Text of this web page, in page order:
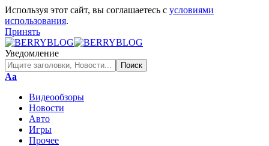
Используя этот сайт, вы соглашаетесь с условиями
использования.
Принять
Уведомление
Изменение
шрифта
Аа
Видеообзоры
Новости
Авто
Игры
Прочее